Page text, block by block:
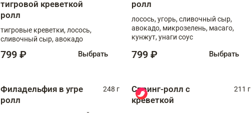
тигровой креветкой
ролл
тигровые креветки, лосось,
сливочный сыр, авокадо
799 ₽ Выбрать
ролл
лосось, угорь, сливочный сыр,
авокадо, микрозелень, масаго,
кунжут, унаги соус
799 ₽ Выбрать
Филадельфия в угре
ролл
248 г
Спринг-ролл с
креветкой
211 г